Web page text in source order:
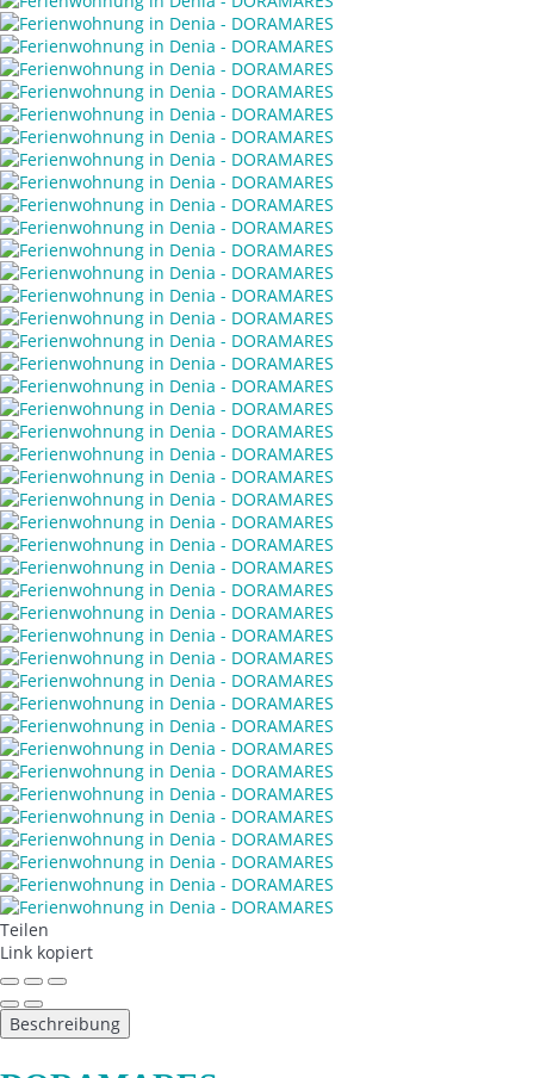
Teilen
Link kopiert
Beschreibung